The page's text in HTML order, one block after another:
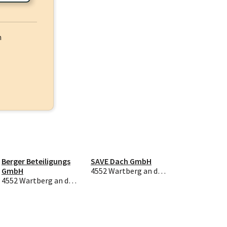
Berger Beteiligungs
GmbH
4552 Wartberg an der Krems
SAVE Dach GmbH
4552 Wartberg an der Krems